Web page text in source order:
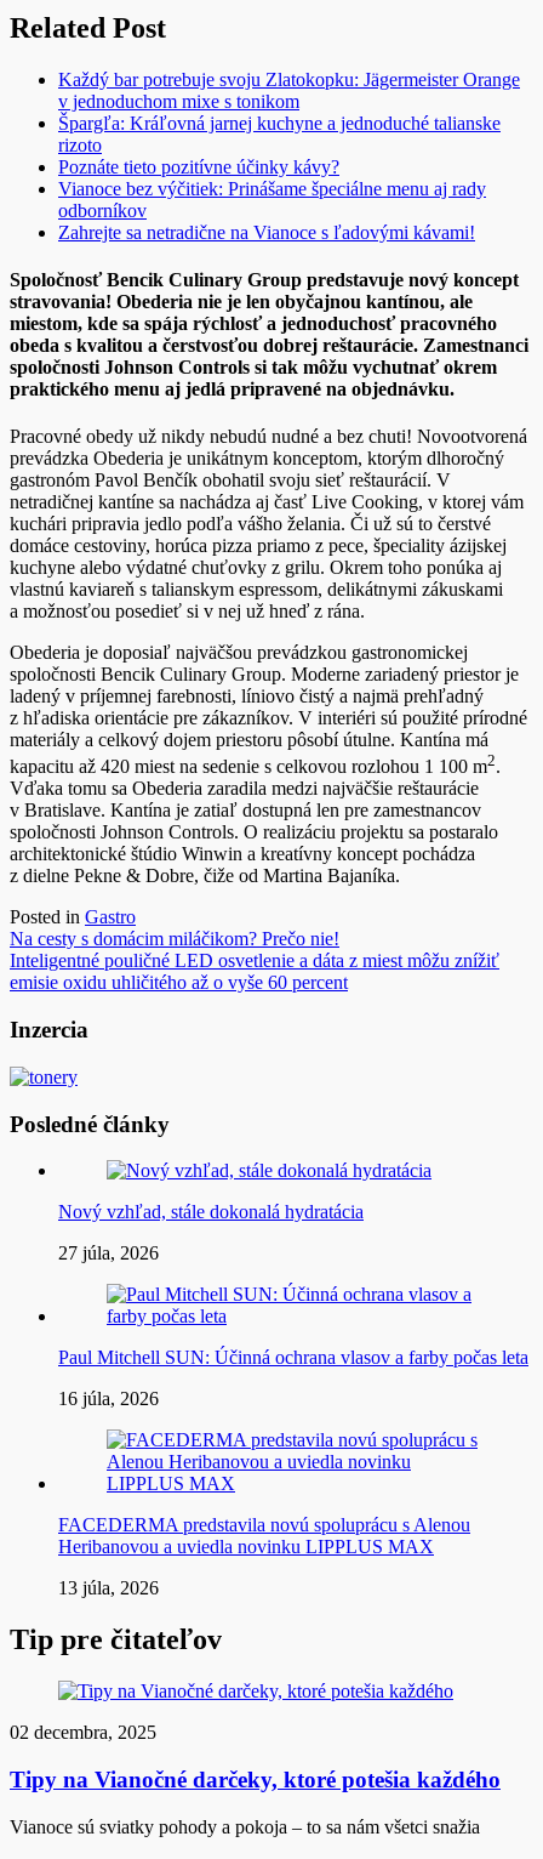
Related Post
Každý bar potrebuje svoju Zlatokopku: Jägermeister Orange
v jednoduchom mixe s tonikom
Špargľa: Kráľovná jarnej kuchyne a jednoduché talianske
rizoto
Poznáte tieto pozitívne účinky kávy?
Vianoce bez výčitiek: Prinášame špeciálne menu aj rady
odborníkov
Zahrejte sa netradične na Vianoce s ľadovými kávami!
Spoločnosť Bencik Culinary Group predstavuje nový koncept
stravovania! Obederia nie je len obyčajnou kantínou, ale
miestom, kde sa spája rýchlosť a jednoduchosť pracovného
obeda s kvalitou a čerstvosťou dobrej reštaurácie. Zamestnanci
spoločnosti Johnson Controls si tak môžu vychutnať okrem
praktického menu aj jedlá pripravené na objednávku.
Pracovné obedy už nikdy nebudú nudné a bez chuti! Novootvorená
prevádzka Obederia je unikátnym konceptom, ktorým dlhoročný
gastronóm Pavol Benčík obohatil svoju sieť reštaurácií. V
netradičnej kantíne sa nachádza aj časť Live Cooking, v ktorej vám
kuchári pripravia jedlo podľa vášho želania. Či už sú to čerstvé
domáce cestoviny, horúca pizza priamo z pece, špeciality ázijskej
kuchyne alebo výdatné chuťovky z grilu. Okrem toho ponúka aj
vlastnú kaviareň s talianskym espressom, delikátnymi zákuskami
a možnosťou posedieť si v nej už hneď z rána.
Obederia je doposiaľ najväčšou prevádzkou gastronomickej
spoločnosti Bencik Culinary Group. Moderne zariadený priestor je
ladený v príjemnej farebnosti, líniovo čistý a najmä prehľadný
z hľadiska orientácie pre zákazníkov. V interiéri sú použité prírodné
materiály a celkový dojem priestoru pôsobí útulne. Kantína má
kapacitu až 420 miest na sedenie s celkovou rozlohou 1 100 m2.
Vďaka tomu sa Obederia zaradila medzi najväčšie reštaurácie
v Bratislave. Kantína je zatiaľ dostupná len pre zamestnancov
spoločnosti Johnson Controls. O realizáciu projektu sa postaralo
architektonické štúdio Winwin a kreatívny koncept pochádza
z dielne Pekne & Dobre, čiže od Martina Bajaníka.
Posted in Gastro
Navigácia
v
Na cesty s domácim miláčikom? Prečo nie!
Inteligentné pouličné LED osvetlenie a dáta z miest môžu znížiť
emisie oxidu uhličitého až o vyše 60 percent
Inzercia
Posledné články
Nový vzhľad, stále dokonalá hydratácia
27 júla, 2026
Paul Mitchell SUN: Účinná ochrana vlasov a farby počas leta
16 júla, 2026
FACEDERMA predstavila novú spoluprácu s Alenou
Heribanovou a uviedla novinku LIPPLUS MAX
13 júla, 2026
Tip pre čitateľov
02 decembra, 2025
Tipy na Vianočné darčeky, ktoré potešia každého
Vianoce sú sviatky pohody a pokoja – to sa nám všetci snažia